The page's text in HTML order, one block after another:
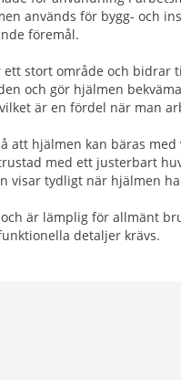
används för bygg- och
föremål.
stort område och
och gör hjälmen
är en fördel när man
att hjälmen kan bäras
med ett justerbart
visar tydligt när hjälmen
är lämplig för allmänt
detaljer krävs.